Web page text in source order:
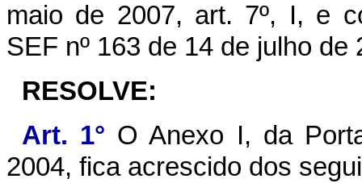
maio de 2007, art. 7º, I, e
SEF nº 163 de 14 de julho de
RESOLVE:
Art. 1° O Anexo I, da
2004, fica acrescido dos